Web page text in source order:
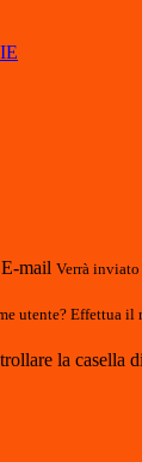
E-mail Verrà
utente? Effettua il
la casella